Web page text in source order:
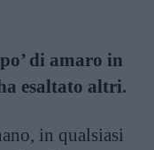
di amaro in
esaltato altri.
in qualsiasi